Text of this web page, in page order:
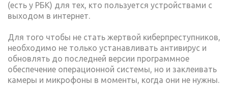
(есть у РБК) для тех, кто пользуется устройствами с
выходом в интернет.
Для того чтобы не стать жертвой киберпреступников,
необходимо не только устанавливать антивирус и
обновлять до последней версии программное
обеспечение операционной системы, но и заклеивать
камеры и микрофоны в моменты, когда они не нужны.